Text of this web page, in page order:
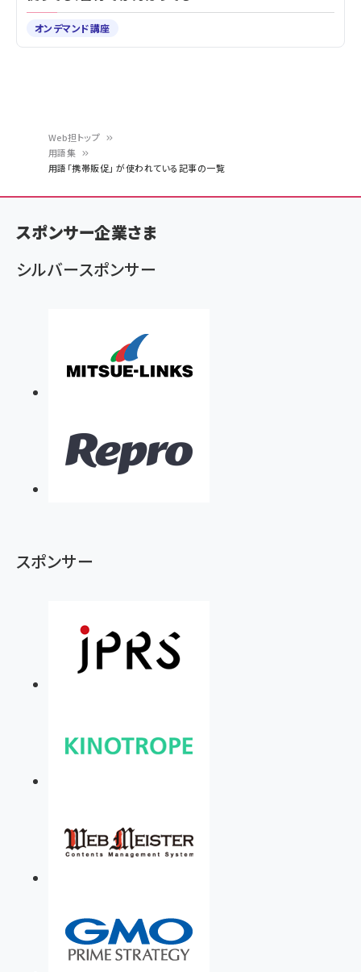
ン
く
ず
Web担トップ
用語集
用語「携帯販促」 が使われている記事の一覧
オンデマンド講座
スポンサー企業さま
シルバースポンサー
スポンサー